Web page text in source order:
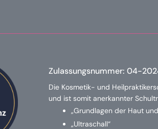
Zulassungsnummer: 04-
Die Kosmetik- und
und ist somit anerkannter
„Grundlagen der Haut
„Ultraschall“